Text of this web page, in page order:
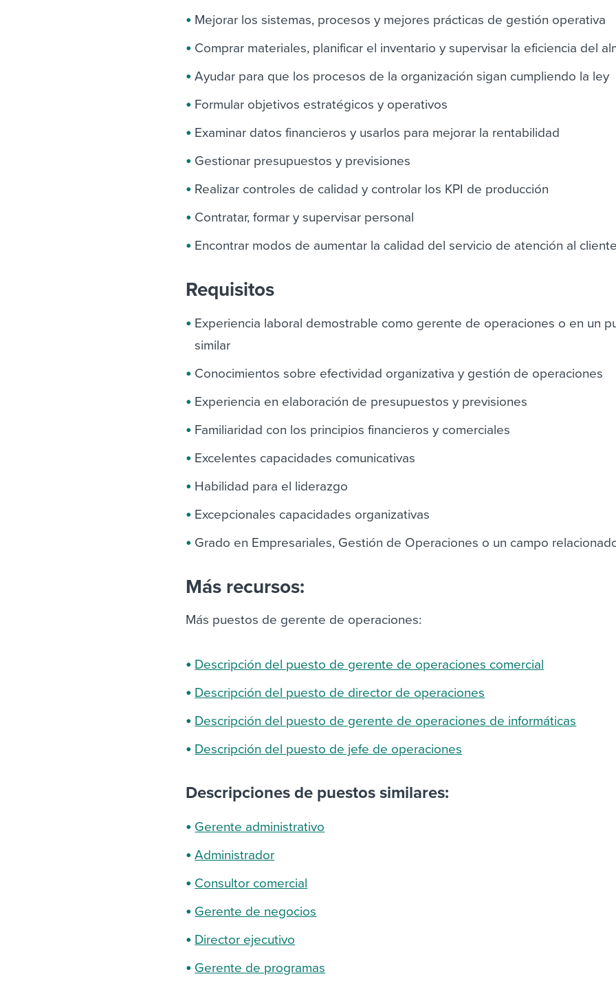
Mejorar los sistemas, procesos y mejores prácticas de gestión operativa
Comprar materiales, planificar el inventario y supervisar la eficiencia del
Ayudar para que los procesos de la organización sigan cumpliendo la ley
Formular objetivos estratégicos y operativos
Examinar datos financieros y usarlos para mejorar la rentabilidad
Gestionar presupuestos y previsiones
Realizar controles de calidad y controlar los KPI de producción
Contratar, formar y supervisar personal
Encontrar modos de aumentar la calidad del servicio de atención al cliente
Requisitos
Experiencia laboral demostrable como gerente de operaciones o en un
similar
Conocimientos sobre efectividad organizativa y gestión de operaciones
Experiencia en elaboración de presupuestos y previsiones
Familiaridad con los principios financieros y comerciales
Excelentes capacidades comunicativas
Habilidad para el liderazgo
Excepcionales capacidades organizativas
Grado en Empresariales, Gestión de Operaciones o un campo
Más recursos:
Más puestos de gerente de operaciones:
Descripción del puesto de gerente de operaciones comercial
Descripción del puesto de director de operaciones
Descripción del puesto de gerente de operaciones de informáticas
Descripción del puesto de jefe de operaciones
Descripciones de puestos similares:
Gerente administrativo
Administrador
Consultor comercial
Gerente de negocios
Director ejecutivo
Gerente de programas